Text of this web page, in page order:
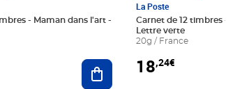
- Maman dans l'art -
Ajouter au panier
La Poste
Carnet de 12 timbres - Le
Lettre verte
20g / France
18,24€